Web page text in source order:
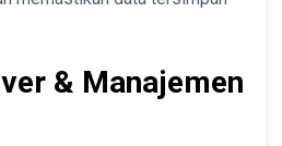
& Manajemen